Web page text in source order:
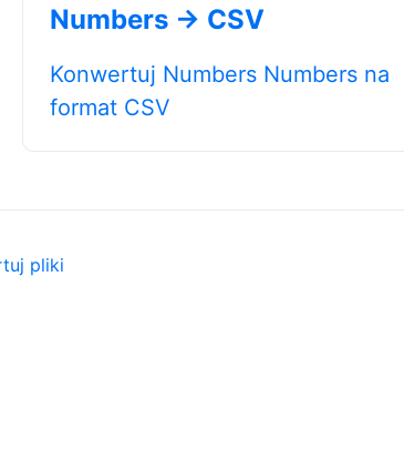
Numbers → CSV
Konwertuj Numbers Numbers na
format CSV
pliki